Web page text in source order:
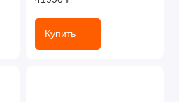
Купить